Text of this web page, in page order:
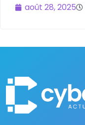
août 28, 2025